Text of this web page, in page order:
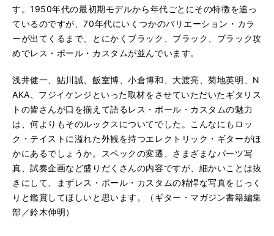
す。1950年代の最初期モデルから年代ごとにその特徴を追っ
ているのですが、70年代にいくつかのバリエーション・カラ
ーが出てくるまで、とにかくブラック、ブラック、ブラック攻
めでレス・ポール・カスタムが並んでいます。
浅井健一、鮎川誠、飯室博、小倉博和、大渡亮、菊地英明、N
AKA、フジイケンジといった取材をさせていただいたギタリス
トの皆さんが口を揃えて語るレス・ポール・カスタムの魅力
は、何よりもそのルックスについてでした。こんなにもロッ
ク・テイストに溢れた外観を持つエレクトリック・ギターがほ
かにあるでしょうか。スペックの変遷、さまざまなパーツ写
真、試奏企画など盛りだくさんの内容ですが、細かいことは抜
きにして、まずレス・ポール・カスタムの精悍な写真をじっく
りと鑑賞してほしいと思います。（ギター・マガジン書籍編集
部／鈴木伸明）